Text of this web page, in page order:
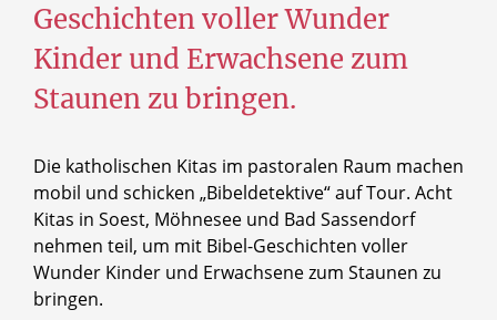
Geschichten voller Wunder
Kinder und Erwachsene zum
Staunen zu bringen.
Die katholischen Kitas im pastoralen Raum machen
mobil und schicken „Bibeldetektive“ auf Tour. Acht
Kitas in Soest, Möhnesee und Bad Sassendorf
nehmen teil, um mit Bibel-Geschichten voller
Wunder Kinder und Erwachsene zum Staunen zu
bringen.